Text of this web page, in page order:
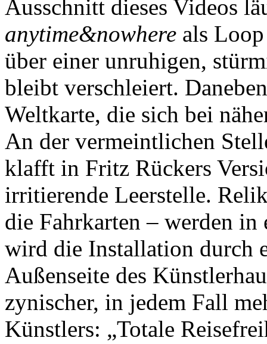
Ausschnitt dieses Videos
anytime&nowhere als
über einer unruhigen,
bleibt verschleiert.
Weltkarte, die sich bei
An der vermeintlichen
klafft in Fritz Rückers
irritierende Leerstelle.
die Fahrkarten – werden
wird die Installation durch
Außenseite des
zynischer, in jedem Fall
Künstlers: „Totale